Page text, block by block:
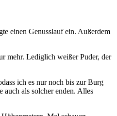
einen Genusslauf ein. Außerdem
mehr. Lediglich weißer Puder, der
ich es nur noch bis zur Burg
auch als solcher enden. Alles